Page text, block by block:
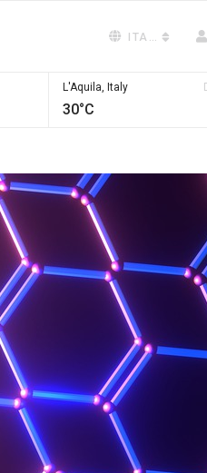
L'Aquila, Italy
30°C